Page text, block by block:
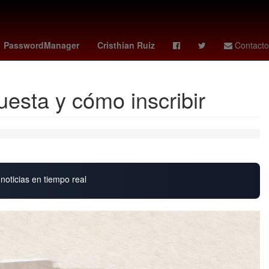
PasswordManager Cristhian Ruiz Contacto
Hugo Lloris Oficina de la Presidencia de la República
y cómo inscribir
en tiempo real